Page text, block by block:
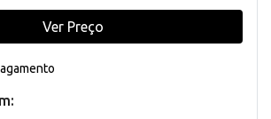
Ver Preço